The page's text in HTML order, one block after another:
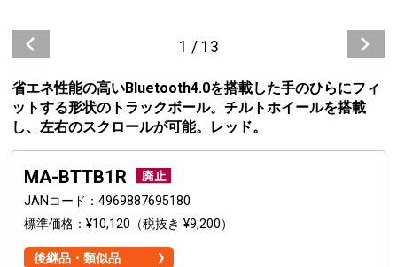
1 / 13
省エネ性能の高いBluetooth4.0を搭載した手のひらにフィ
ットする形状のトラックボール。チルトホイールを搭載
し、左右のスクロールが可能。レッド。
MA-BTTB1R
JANコード
4969887695180
標準価格
¥10,120 （税抜き ¥9,200）
後継品・類似品